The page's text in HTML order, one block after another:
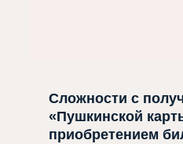
Сложности с
«Пушкинской
приобретением